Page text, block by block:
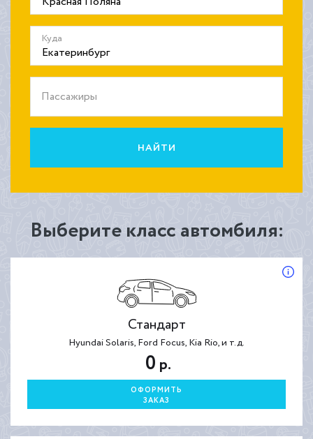
Куда
Пассажиры
НАЙТИ
Выберите класс автомбиля:
Стандарт
Hyundai Solaris, Ford Focus, Kia Rio, и т.д.
0 р.
ОФОРМИТЬ
ЗАКАЗ